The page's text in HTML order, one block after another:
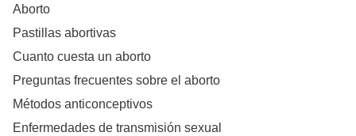
Aborto
Pastillas abortivas
Cuanto cuesta un aborto
Preguntas frecuentes sobre el aborto
Métodos anticonceptivos
Enfermedades de transmisión sexual